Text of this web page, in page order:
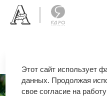
Этот сайт использует
данных. Продолжая
свое согласие на